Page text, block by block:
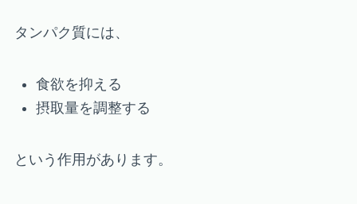
タンパク質には、
食欲を抑える
摂取量を調整する
という作用があります。